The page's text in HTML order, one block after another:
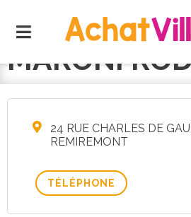
Menu
MARONI
24 RUE CHARLES DE
REMIREMONT
TÉLÉPHONE